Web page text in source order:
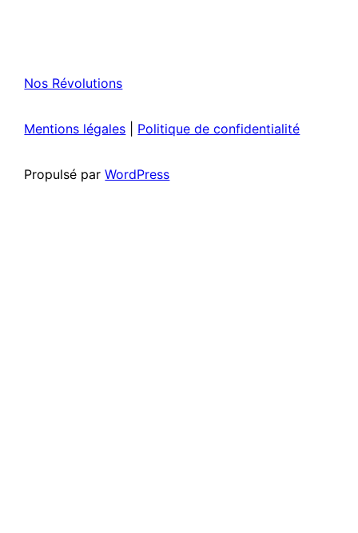
Nos Révolutions
Mentions légales Politique de confidentialité
Propulsé parWordPress